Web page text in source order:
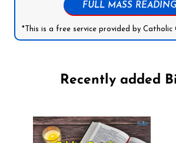
FULL MASS
*This is a free service provided by Catholic
Recently added